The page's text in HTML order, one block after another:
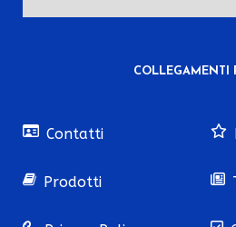
COLLEGAMENTI
Contatti
Prodotti